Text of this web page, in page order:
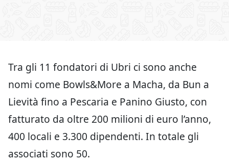
Tra gli 11 fondatori di Ubri ci sono anche
nomi come Bowls&More a Macha, da Bun a
Lievità fino a Pescaria e Panino Giusto, con
fatturato da oltre 200 milioni di euro l’anno,
400 locali e 3.300 dipendenti. In totale gli
associati sono 50.